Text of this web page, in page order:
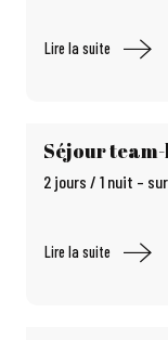
Lire la suite
Séjour
2 jours / 1 nuit –
Lire la suite